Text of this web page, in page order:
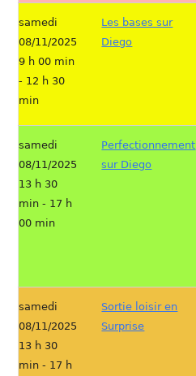
samedi
08/11/2025
9 h 00 min
- 12 h 30
min
Les bases sur
Diego
samedi
08/11/2025
13 h 30
min - 17 h
00 min
Perfectionnement
sur Diego
samedi
08/11/2025
13 h 30
min - 17 h
Sortie loisir en
Surprise